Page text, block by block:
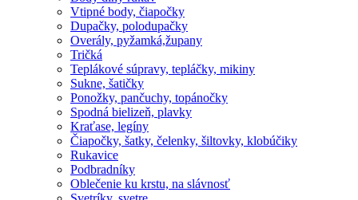
Vtipné body, čiapočky
Dupačky, polodupačky
Overály, pyžamká,župany
Tričká
Teplákové súpravy, tepláčky, mikiny
Sukne, šatičky
Ponožky, pančuchy, topánočky
Spodná bielizeň, plavky
Kraťase, legíny
Čiapočky, šatky, čelenky, šiltovky, klobúčiky
Rukavice
Podbradníky
Oblečenie ku krstu, na slávnosť